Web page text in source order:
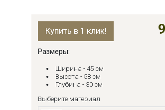
Купить в 1 клик!
Размеры:
Ширина - 45 см
Высота - 58 см
Глубина - 30 см
Выберите материал